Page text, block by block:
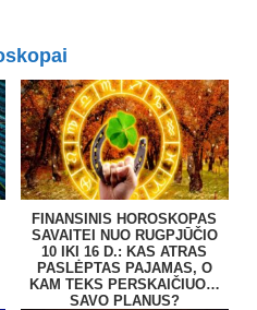
FINANSINIS HOROSKOPAS
SAVAITEI NUO RUGPJŪČIO
10 IKI 16 D.: KAS ATRAS
PASLĖPTAS PAJAMAS, O
KAM TEKS PERSKAIČIUOTI
SAVO PLANUS?